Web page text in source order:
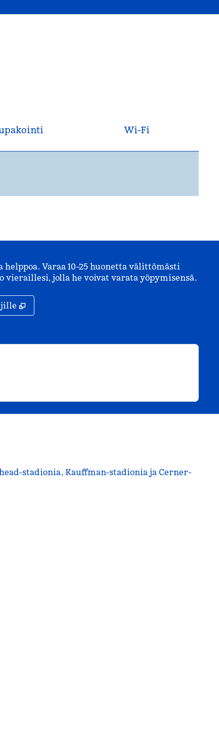
Wi-Fi
Varaa 10–25 huonetta välittömästi
jolla he voivat varata yöpymisensä.
,
stadionia, Kauffman-stadionia ja Cerner-